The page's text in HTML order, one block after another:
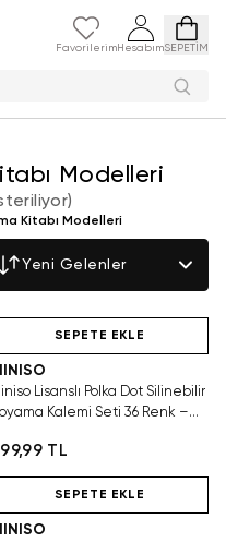
Favorilerim HesabımSEPETİM
Modelleri
)
Kitabı Modelleri
Yeni Gelenler
SEPETE EKLE
Lisanslı Polka Dot Silinebilir
Kalemi Seti 36 Renk –
TL
SEPETE EKLE